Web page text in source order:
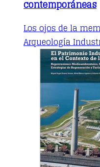
contemporáneas
Los ojos de la
Arqueología